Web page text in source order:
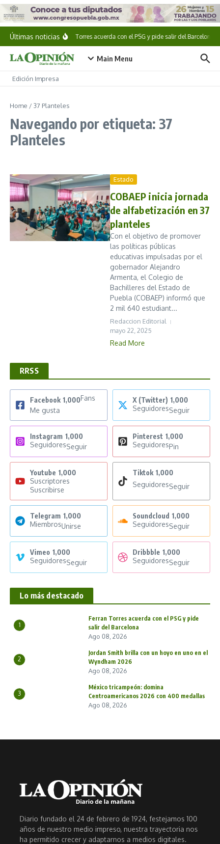
Saltar al contenido
Últimas noticiasFerran Torres acuerda con el PSG y pide salir del Barcelona
Main Menu
Edición Impresa
Home / 37 Planteles
Navegando por etiqueta: 37
Planteles
Estado
COBAEP inicia jornada
de alfabetización en 37
planteles
Con el objetivo de promover
las políticas públicas
educativas impulsadas por el
gobernador Alejandro
Armenta, el Colegio de
Bachilleres del Estado de
Puebla (COBAEP) informó que
2 mil 640 estudiant...
Redaccion Editorial
mayo 22, 2025
Read More
RRSS
Facebook 1,000Fans
Me gusta
X (Twitter) 1,000
SeguidoresSeguir
Instagram 1,000
SeguidoresSeguir
Pinterest 1,000
SeguidoresPin
Youtube 1,000
Suscriptores
Suscribirse
Tiktok 1,000
SeguidoresSeguir
Telegram 1,000
MiembrosUnirse
Soundcloud 1,000
SeguidoresSeguir
Vimeo 1,000
SeguidoresSeguir
Dribbble 1,000
SeguidoresSeguir
Lo más destacado
1
Ferran Torres acuerda con el PSG y pide
salir del Barcelona
Ago 08, 2026
2
Jordan Smith brilla con un hoyo en uno en el
Wyndham 2026
Ago 08, 2026
3
México tricampeón: domina
Centroamericanos 2026 con 400 medallas
Ago 08, 2026
Diario fundado el 24 de febrero de 1924, festejamos 100
años de nuestro medio impreso, nuestra trayectoria nos
ha permitido crecer y adaptarnos a medios digitales.